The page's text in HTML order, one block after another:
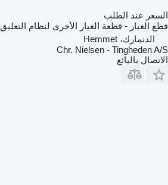
السعر عند الطلب
قطع الغيار - قطعة الغيار الأخرى لنظام التعليق
الدنمارك، Hemmet
Chr. Nielsen - Tingheden A/S
الاتصال بالبائع